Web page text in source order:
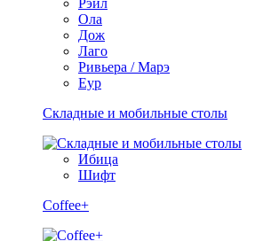
Рэйл
Ола
Дож
Лаго
Ривьера / Марэ
Еур
Складные и мобильные столы
Ибица
Шифт
Coffee+